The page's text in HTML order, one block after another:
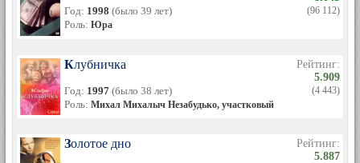
Год: 1998 (было 39 лет)
Роль: Юра
(96 112)
Клубничка
Год: 1997 (было 38 лет)
Роль: Михал Михалыч Незабудько, участковый
Рейтинг:
5.909
(4 443)
Золотое дно
Рейтинг:
5.887